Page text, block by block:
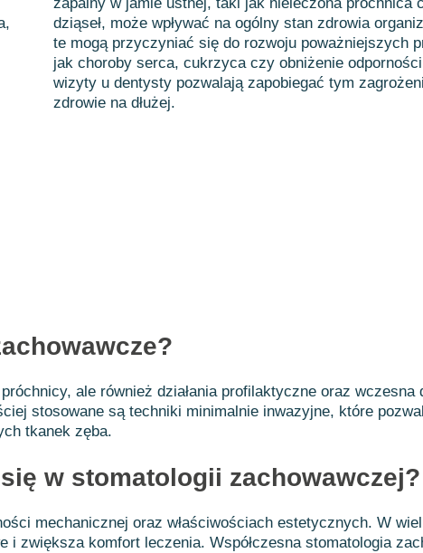
dziąseł, może wpływać na ogólny stan zdrowia
te mogą przyczyniać się do rozwoju poważniejszych
jak choroby serca, cukrzyca czy obniżenie
wizyty u dentysty pozwalają zapobiegać tym
zdrowie na dłużej.
ale również działania profilaktyczne oraz wczesna
stosowane są techniki minimalnie inwazyjne, które
tkanek zęba.
w stomatologii zachowawczej?
mechanicznej oraz właściwościach estetycznych. W
zwiększa komfort leczenia. Współczesna stomatologia